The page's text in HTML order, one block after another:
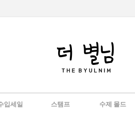
입세일 스탬프 수제 몰드